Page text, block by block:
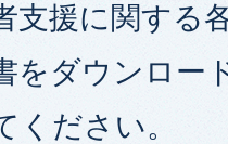
支援に関する
をダウンロー
ください。